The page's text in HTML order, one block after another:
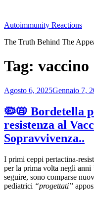
contenuto
Autoimmunity Reactions
The Truth Behind The
Tag: vaccino
Pubblicato
Agosto 6, 2025Gennaio 7,
🦠📛 Bordetella
resistenza al
Sopravvivenza..
I primi ceppi pertactina-
per la prima volta negli anni
seguire, sono comparse
pediatrici “progettati”